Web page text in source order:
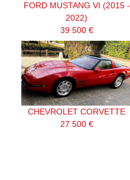
FORD MUSTANG VI (2015 -
2022)
39 500 €
CHEVROLET CORVETTE
27 500 €